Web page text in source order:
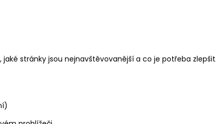
stránky jsou nejnavštěvovanější a co je potřeba zlepšit.